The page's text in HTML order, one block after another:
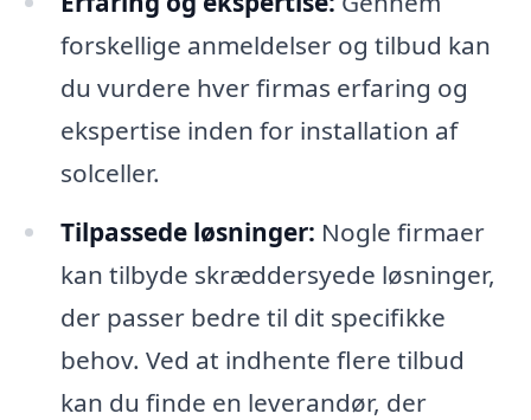
forskellige anmeldelser og tilbud kan
du vurdere hver firmas erfaring og
ekspertise inden for installation af
solceller.
Tilpassede løsninger: Nogle firmaer
kan tilbyde skræddersyede løsninger,
der passer bedre til dit specifikke
behov. Ved at indhente flere tilbud
kan du finde en leverandør, der